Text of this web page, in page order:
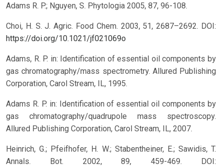
Adams R. P.; Nguyen, S. Phytologia 2005, 87, 96-108.
Choi, H. S. J. Agric. Food Chem. 2003, 51, 2687–2692. DOI:
https://doi.org/10.1021/jf021069o
Adams, R. P. in: Identification of essential oil components by
gas chromatography/mass spectrometry. Allured Publishing
Corporation, Carol Stream, IL, 1995.
Adams R. P. in: Identification of essential oil components by
gas chromatography/quadrupole mass spectroscopy.
Allured Publishing Corporation, Carol Stream, IL, 2007.
Heinrich, G.; Pfeifhofer, H. W.; Stabentheiner, E.; Sawidis, T.
Annals. Bot. 2002, 89, 459-469. DOI: